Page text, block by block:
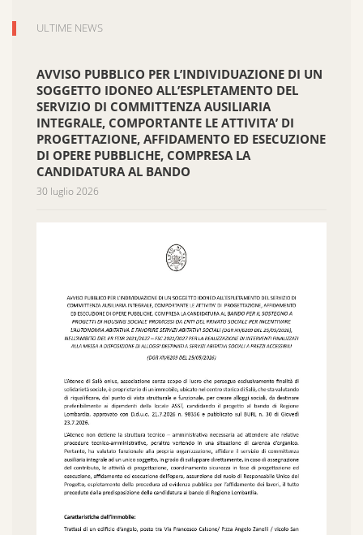
ULTIME NEWS
AVVISO PUBBLICO PER L’INDIVIDUAZIONE DI UN
SOGGETTO IDONEO ALL’ESPLETAMENTO DEL
SERVIZIO DI COMMITTENZA AUSILIARIA
INTEGRALE, COMPORTANTE LE ATTIVITA’ DI
PROGETTAZIONE, AFFIDAMENTO ED ESECUZIONE
DI OPERE PUBBLICHE, COMPRESA LA
CANDIDATURA AL BANDO
30 luglio 2026